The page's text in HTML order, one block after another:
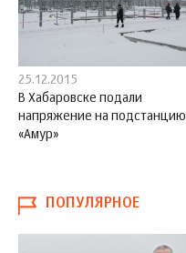
25.12.2015
В Хабаровске подали
напряжение на подстанцию
«Амур»
ПОПУЛЯРНОЕ